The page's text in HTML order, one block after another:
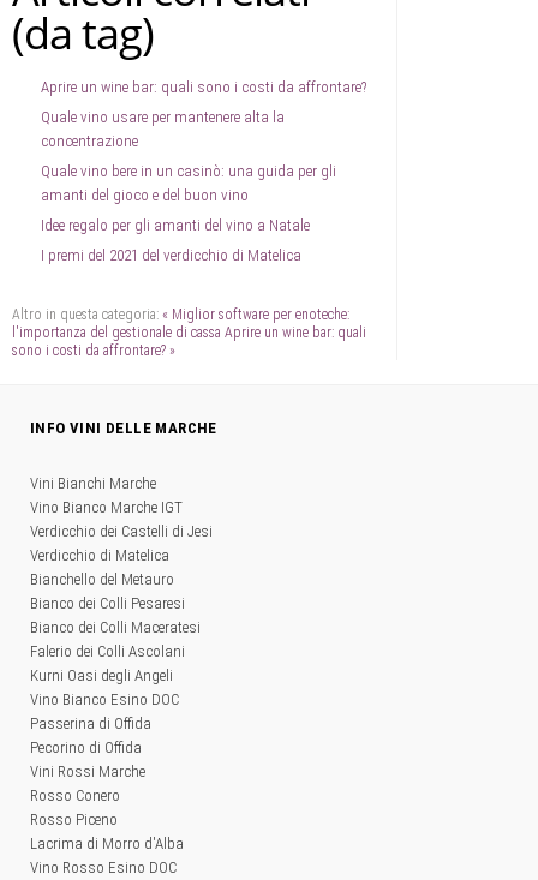
(da tag)
Aprire un wine bar: quali sono i costi da affrontare?
Quale vino usare per mantenere alta la
concentrazione
Quale vino bere in un casinò: una guida per gli
amanti del gioco e del buon vino
Idee regalo per gli amanti del vino a Natale
I premi del 2021 del verdicchio di Matelica
Altro in questa categoria: « Miglior software per enoteche:
l'importanza del gestionale di cassa Aprire un wine bar: quali
sono i costi da affrontare? »
INFO VINI DELLE MARCHE
Vini Bianchi Marche
Vino Bianco Marche IGT
Verdicchio dei Castelli di Jesi
Verdicchio di Matelica
Bianchello del Metauro
Bianco dei Colli Pesaresi
Bianco dei Colli Maceratesi
Falerio dei Colli Ascolani
Kurni Oasi degli Angeli
Vino Bianco Esino DOC
Passerina di Offida
Pecorino di Offida
Vini Rossi Marche
Rosso Conero
Rosso Piceno
Lacrima di Morro d'Alba
Vino Rosso Esino DOC